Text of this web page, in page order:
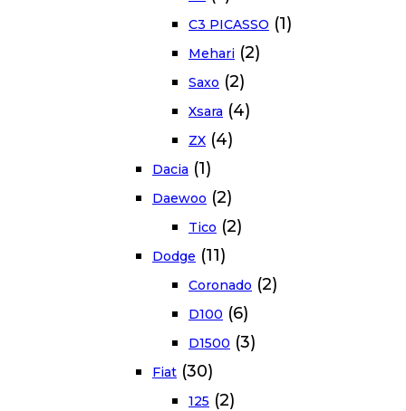
C3 PICASSO (1)
Mehari (2)
Saxo (2)
Xsara (4)
ZX (4)
Dacia (1)
Daewoo (2)
Tico (2)
Dodge (11)
Coronado (2)
D100 (6)
D1500 (3)
Fiat (30)
125 (2)